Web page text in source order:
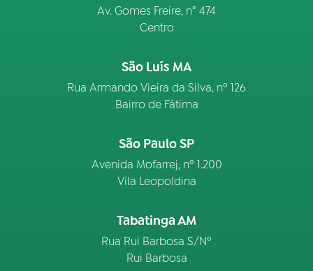
Av. Gomes Freire, n° 474
Centro
São Luís MA
Rua Armando Vieira da Silva, nº 126
Bairro de Fátima
São Paulo SP
Avenida Mofarrej, nº 1.200
Vila Leopoldina
Tabatinga AM
Rua Rui Barbosa S/Nº
Rui Barbosa